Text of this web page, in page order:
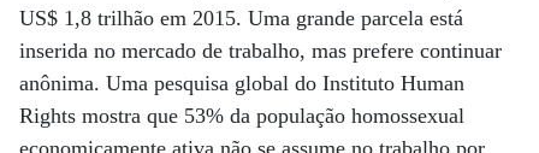
US$ 1,8 trilhão em 2015. Uma grande parcela está
inserida no mercado de trabalho, mas prefere continuar
anônima. Uma pesquisa global do Instituto Human
Rights mostra que 53% da população homossexual
economicamente ativa não se assume no trabalho por